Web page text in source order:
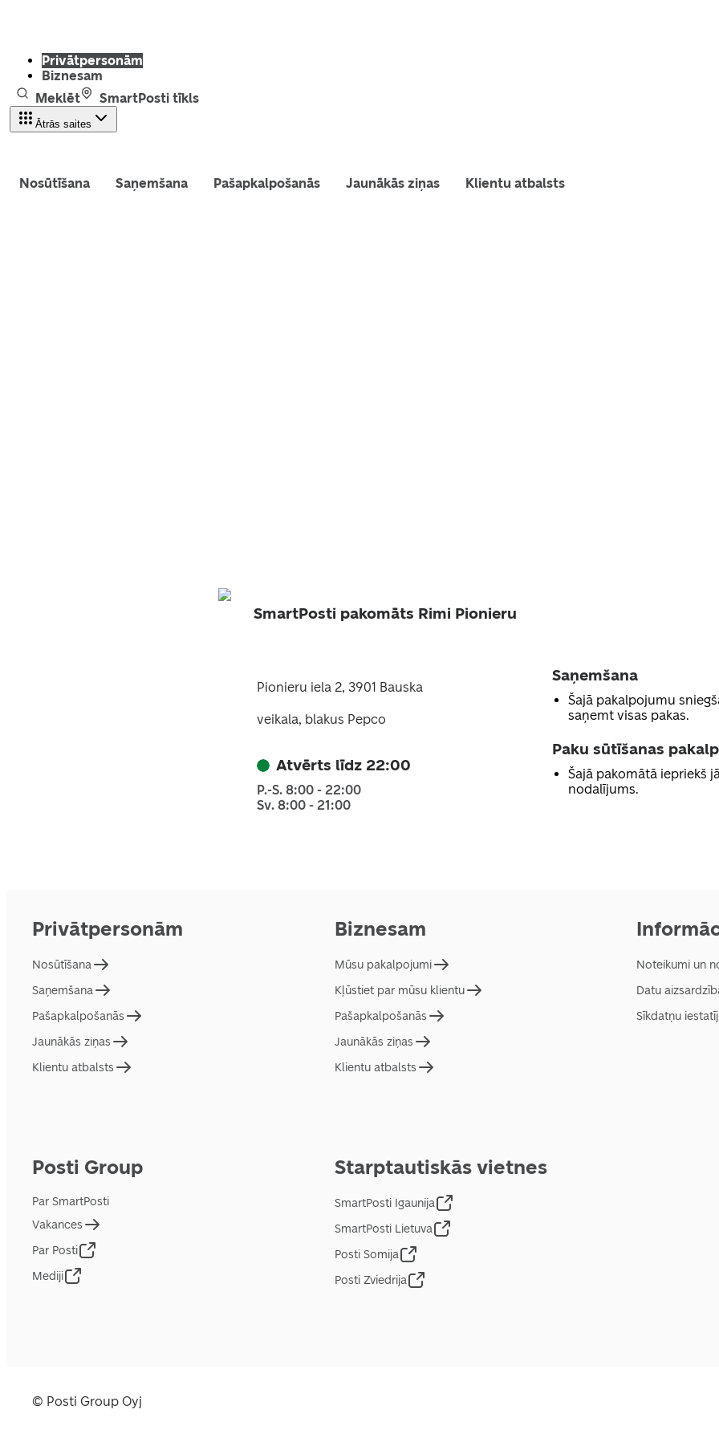
Privātpersonām
Biznesam
Meklēt
SmartPosti tīkls
Ātrās saites
Nosūtīšana Saņemšana Pašapkalpošanās Jaunākās ziņas Klientu atbalsts
SmartPosti pakomāts Rimi Pionieru
Pionieru iela 2, 3901 Bauska
veikala, blakus Pepco
Atvērts līdz 22:00
P.-S. 8:00 - 22:00
Sv. 8:00 - 21:00
Saņemšana
Šajā pakalpojumu
saņemt visas pakas.
Paku sūtīšanas
Šajā pakomātā iepriekš
nodalījums.
Privātpersonām
Nosūtīšana
Saņemšana
Pašapkalpošanās
Jaunākās ziņas
Klientu atbalsts
Biznesam
Mūsu pakalpojumi
Kļūstiet par mūsu klientu
Pašapkalpošanās
Jaunākās ziņas
Klientu atbalsts
Noteikumi un
Datu
Sīkdatņu
Posti Group
Par SmartPosti
Vakances
Par Posti
Mediji
Starptautiskās vietnes
SmartPosti Igaunija
SmartPosti Lietuva
Posti Somija
Posti Zviedrija
© Posti Group Oyj